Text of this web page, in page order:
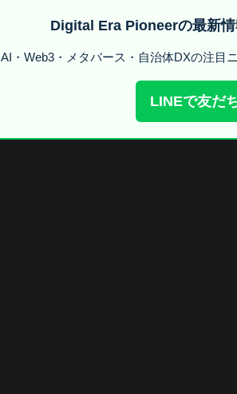
Digital Era Pioneerの最新
AI・Web3・メタバース・自治体DXの注目
LINEで友だ